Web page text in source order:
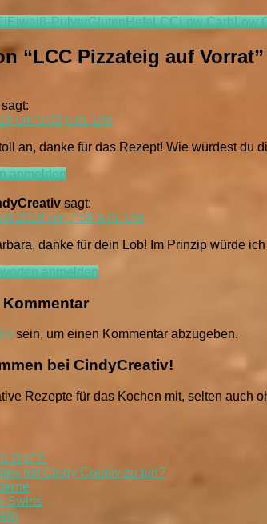
Eiweiß-PulverGlutenHefeLCCLow CarbLow
“LCC Pizzateig auf Vorrat”
sagt:
um 5:03 p.m. Uhr
an, danke für das Rezept! Wie würdest
anmelden
sagt:
2018 um 7:58 a.m. Uhr
danke für dein Lob! Im Prinzip würde
anmelden
sein, um einen Kommentar abzugeben.
bei CindyCreativ!
Rezepte für das Kochen mit, selten auch
Trip“?!
mit Cindy Creativ zu tun?
Swirls